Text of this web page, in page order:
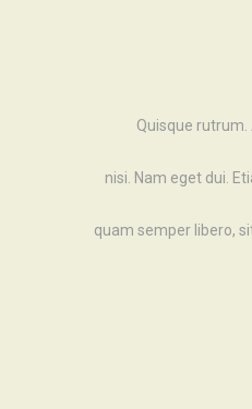
Quisque
nisi. Nam eget dui.
quam semper libero,